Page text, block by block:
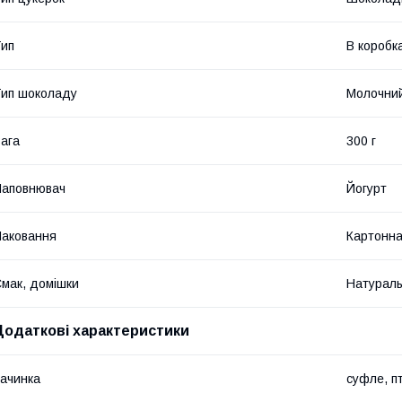
В
шоколаду
300 г
Йогурт
Картонна
домішки
характеристики
суфле,